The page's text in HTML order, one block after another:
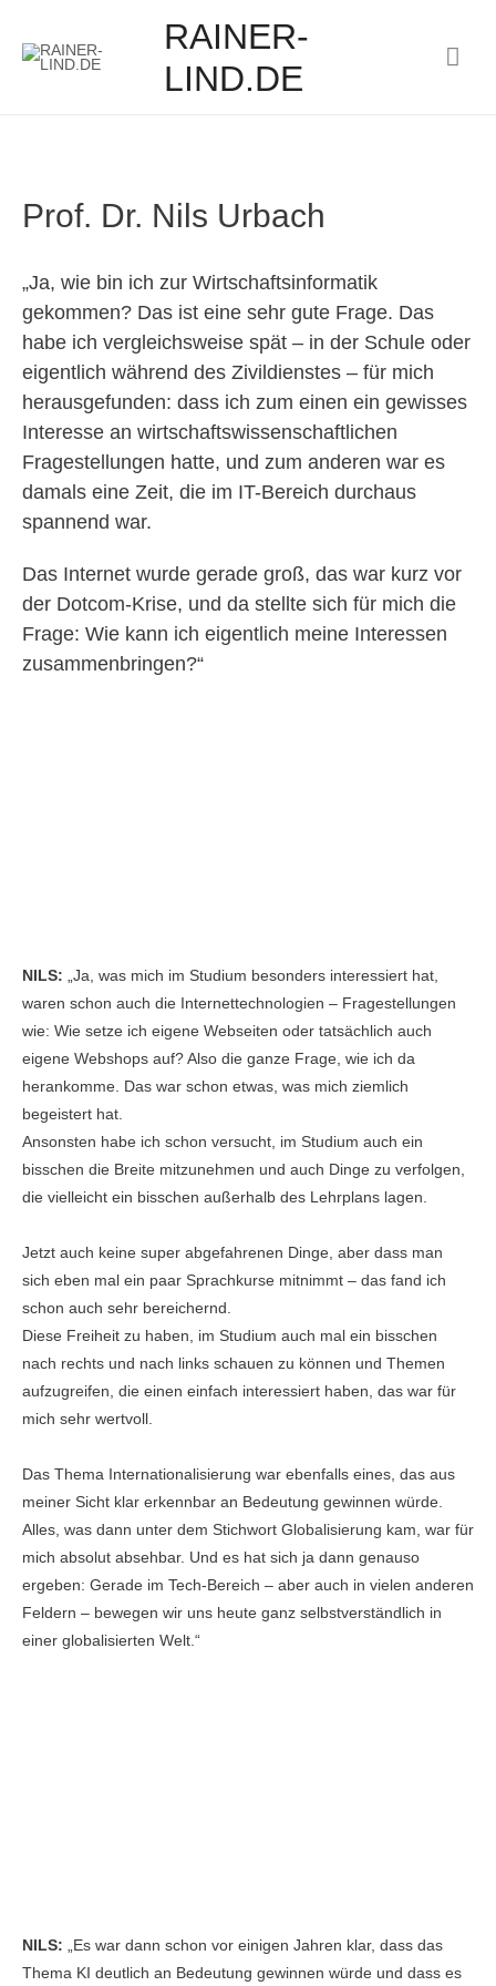
RAINER-
LIND.DE
Prof. Dr. Nils Urbach
„Ja, wie bin ich zur Wirtschaftsinformatik
gekommen? Das ist eine sehr gute Frage. Das
habe ich vergleichsweise spät – in der Schule oder
eigentlich während des Zivildienstes – für mich
herausgefunden: dass ich zum einen ein gewisses
Interesse an wirtschaftswissenschaftlichen
Fragestellungen hatte, und zum anderen war es
damals eine Zeit, die im IT-Bereich durchaus
spannend war.
Das Internet wurde gerade groß, das war kurz vor
der Dotcom-Krise, und da stellte sich für mich die
Frage: Wie kann ich eigentlich meine Interessen
zusammenbringen?“
NILS:
„Ja, was mich im Studium besonders interessiert hat,
waren schon auch die Internettechnologien – Fragestellungen
wie: Wie setze ich eigene Webseiten oder tatsächlich auch
eigene Webshops auf? Also die ganze Frage, wie ich da
herankomme. Das war schon etwas, was mich ziemlich
begeistert hat.
Ansonsten habe ich schon versucht, im Studium auch ein
bisschen die Breite mitzunehmen und auch Dinge zu verfolgen,
die vielleicht ein bisschen außerhalb des Lehrplans lagen.
Jetzt auch keine super abgefahrenen Dinge, aber dass man
sich eben mal ein paar Sprachkurse mitnimmt – das fand ich
schon auch sehr bereichernd.
Diese Freiheit zu haben, im Studium auch mal ein bisschen
nach rechts und nach links schauen zu können und Themen
aufzugreifen, die einen einfach interessiert haben, das war für
mich sehr wertvoll.
Das Thema Internationalisierung war ebenfalls eines, das aus
meiner Sicht klar erkennbar an Bedeutung gewinnen würde.
Alles, was dann unter dem Stichwort Globalisierung kam, war für
mich absolut absehbar. Und es hat sich ja dann genauso
ergeben: Gerade im Tech-Bereich – aber auch in vielen anderen
Feldern – bewegen wir uns heute ganz selbstverständlich in
einer globalisierten Welt.“
NILS: „Es war dann schon vor einigen Jahren klar, dass das
Thema KI deutlich an Bedeutung gewinnen würde und dass es